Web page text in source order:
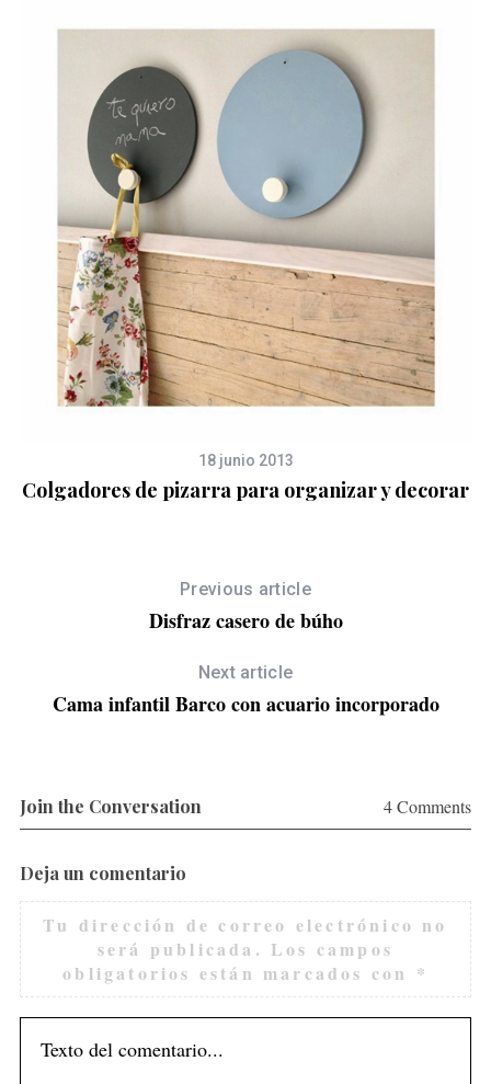
18 junio 2013
Colgadores de pizarra para organizar y decorar
Previous article
Disfraz casero de búho
Next article
Cama infantil Barco con acuario incorporado
Join the Conversation 4 Comments
Deja un comentario
Tu dirección de correo electrónico no
será publicada. Los campos
obligatorios están marcados con *
S
e
a
c
o